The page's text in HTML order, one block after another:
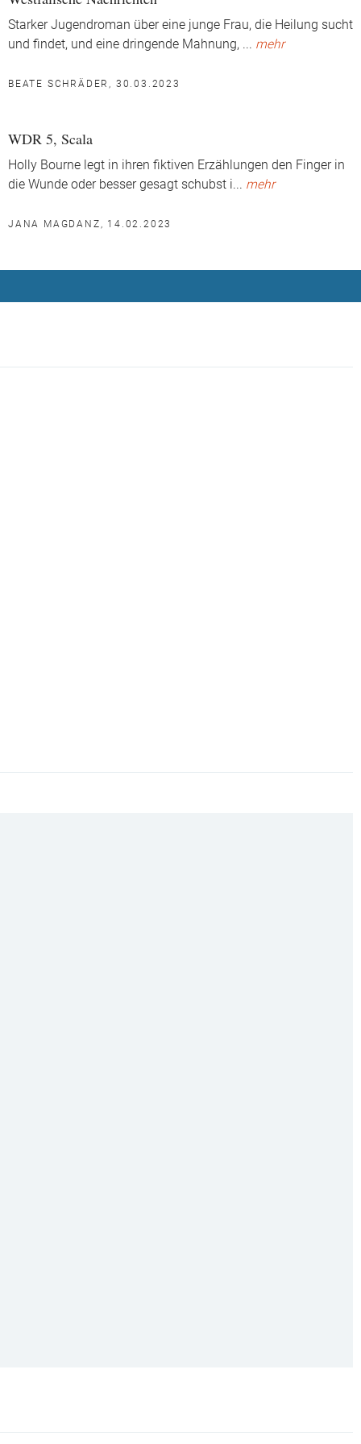
Starker Jugendroman über eine junge Frau, die Heilung sucht
und findet, und eine dringende Mahnung, ... mehr
BEATE SCHRÄDER, 30.03.2023
WDR 5, Scala
Holly Bourne legt in ihren fiktiven Erzählungen den Finger in
die Wunde oder besser gesagt schubst i... mehr
JANA MAGDANZ, 14.02.2023